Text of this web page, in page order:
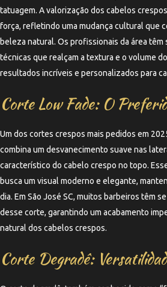
tatuagem. A valorização dos cabelos
força, refletindo uma mudança cultural que
beleza natural. Os profissionais da área têm
técnicas que realçam a textura e o volume
resultados incríveis e personalizados para
Corte Low Fade: O
Um dos cortes crespos mais pedidos em
combina um desvanecimento suave nas
característico do cabelo crespo no topo.
busca um visual moderno e elegante,
dia. Em São José SC, muitos barbeiros têm
desse corte, garantindo um acabamento
natural dos cabelos crespos.
Corte Degradê: